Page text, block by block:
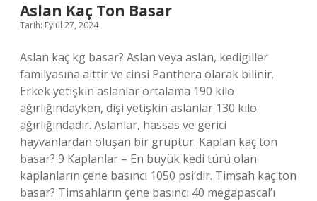
Aslan Kaç Ton Basar
Tarih: Eylül 27, 2024
Aslan kaç kg basar? Aslan veya aslan, kedigiller
familyasına aittir ve cinsi Panthera olarak bilinir.
Erkek yetişkin aslanlar ortalama 190 kilo
ağırlığındayken, dişi yetişkin aslanlar 130 kilo
ağırlığındadır. Aslanlar, hassas ve gerici
hayvanlardan oluşan bir gruptur. Kaplan kaç ton
basar? 9 Kaplanlar – En büyük kedi türü olan
kaplanların çene basıncı 1050 psi’dir. Timsah kaç ton
basar? Timsahların çene basıncı 40 megapascal’ı